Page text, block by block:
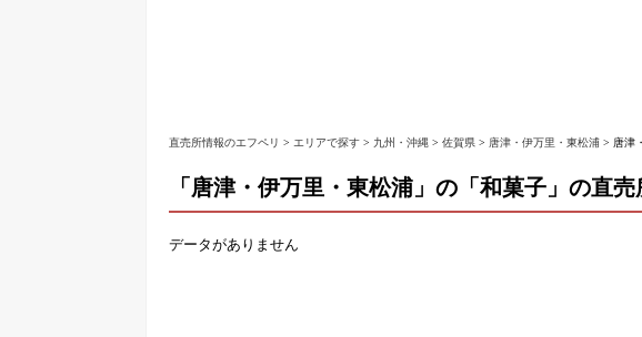
直売所情報のエフペリ > エリアで探す > 九州・沖縄 > 佐賀県 > 唐津・伊万里・東松浦 > 唐津
「唐津・伊万里・東松浦」の「和菓子」の直売
データがありません